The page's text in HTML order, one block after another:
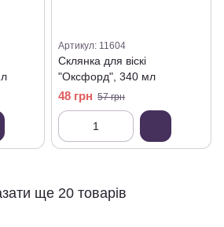
Артикул: 11604
Склянка для віскі
"Оксфорд", 340 мл
48 грн 57 грн
ще 20 товарів